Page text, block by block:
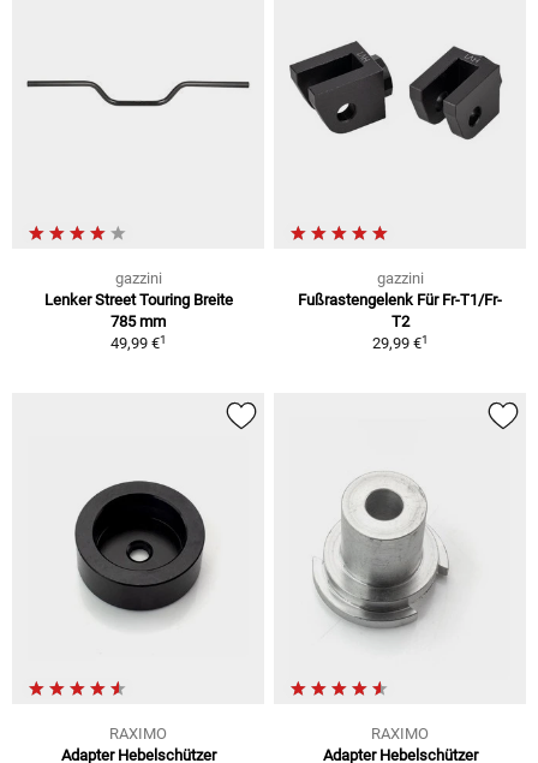
gazzini
Lenker Street Touring Breite
785 mm
49,99 €1
gazzini
Fußrastengelenk Für Fr-T1/Fr-
T2
29,99 €1
RAXIMO
Adapter Hebelschützer
RAXIMO
Adapter Hebelschützer